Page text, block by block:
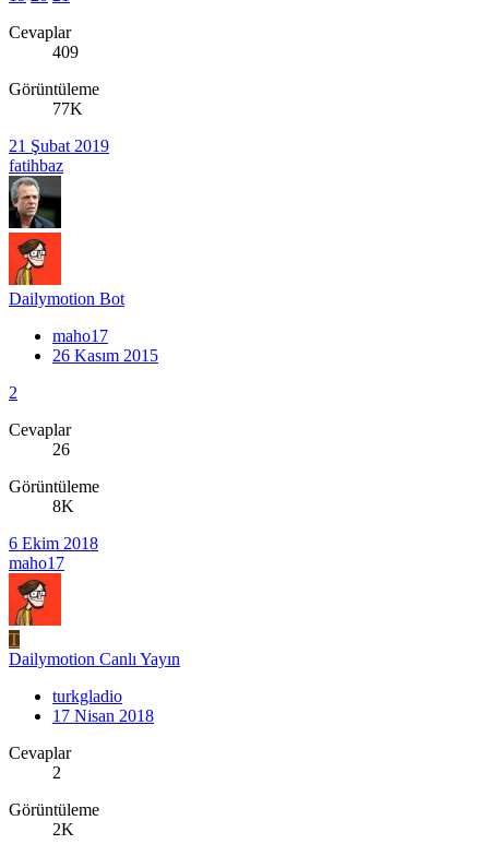
Cevaplar
409
Görüntüleme
77K
21 Şubat 2019
fatihbaz
Dailymotion Bot
maho17
26 Kasım 2015
2
Cevaplar
26
Görüntüleme
8K
6 Ekim 2018
maho17
T
Dailymotion Canlı Yayın
turkgladio
17 Nisan 2018
Cevaplar
2
Görüntüleme
2K